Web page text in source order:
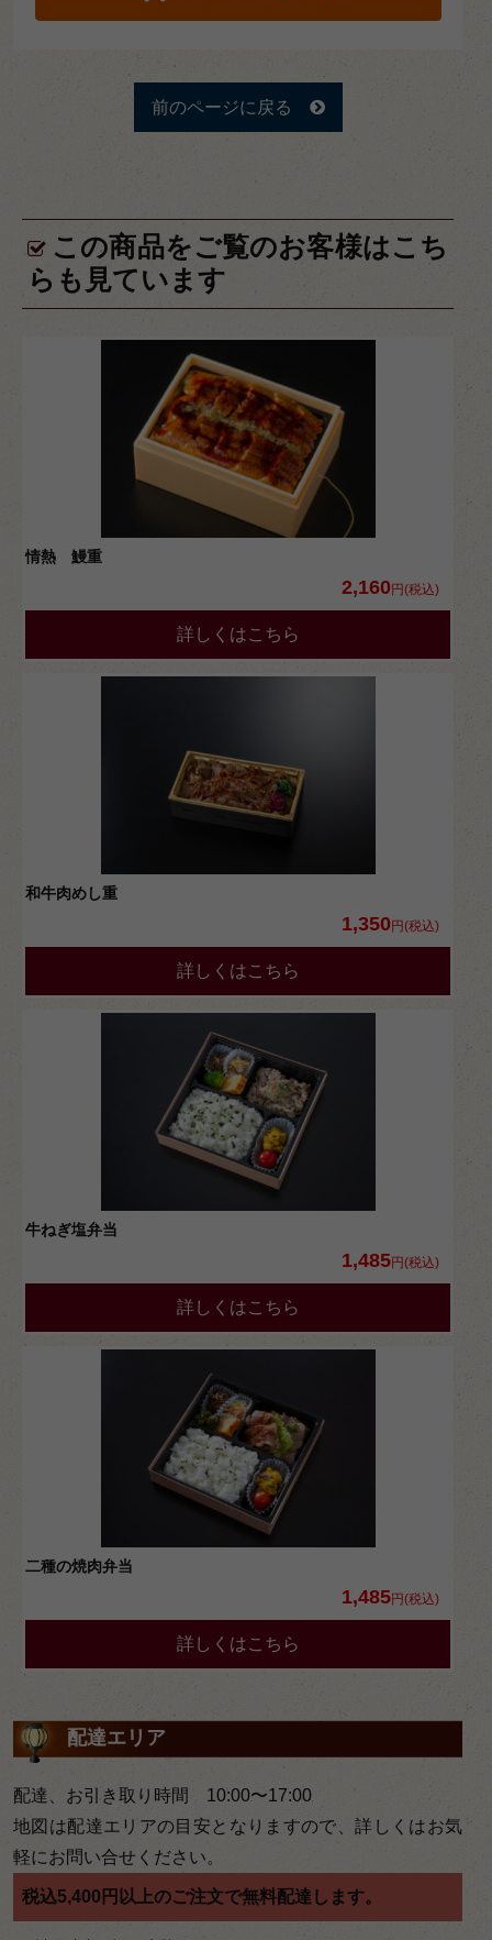
前のページに戻る
この商品をご覧のお客様はこち
らも見ています
情熱 鰻重
2,160円(税込)
詳しくはこちら
和牛肉めし重
1,350円(税込)
詳しくはこちら
牛ねぎ塩弁当
1,485円(税込)
詳しくはこちら
二種の焼肉弁当
1,485円(税込)
詳しくはこちら
配達エリア
配達、お引き取り時間 10:00〜17:00
地図は配達エリアの目安となりますので、詳しくはお気
軽にお問い合せください。
税込5,400円以上のご注文で無料配達します。